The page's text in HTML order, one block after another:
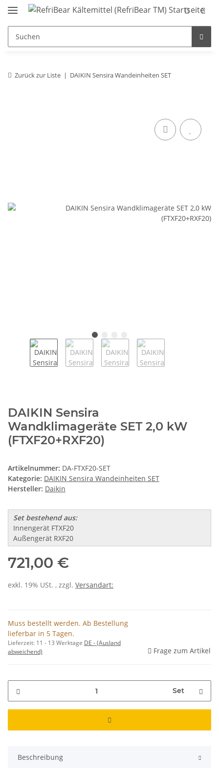
Zurück zur Liste DAIKIN Sensira Wandeinheiten SET
DAIKIN Sensira
Wandklimageräte SET 2,0 kW
(FTXF20+RXF20)
Artikelnummer: DA-FTXF20-SET
Kategorie: DAIKIN Sensira Wandeinheiten SET
Hersteller: Daikin
Set bestehend aus:
Innengerät FTXF20
Außengerät RXF20
721,00 €
exkl. 19% USt. , zzgl. Versandart:
Muss bestellt werden. Ab Bestellung
lieferbar in 5 Tagen.
Lieferzeit: 11 - 13 Werktage DE - (Ausland
abweichend)
Frage zum Artikel
Set
Beschreibung